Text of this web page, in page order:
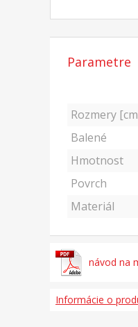
Parametre
Rozmery
Balené
Hmotnost
Povrch
Materiál
návod na
Informácie o